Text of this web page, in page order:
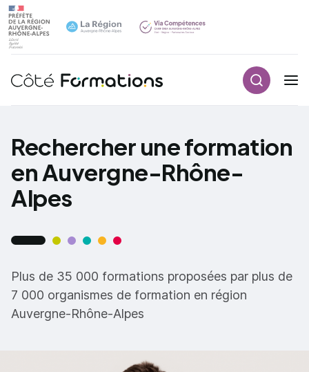
Navigation principale
Rechercher une formation
en Auvergne-Rhône-
Alpes
Plus de 35 000 formations proposées par plus de
7 000 organismes de formation en région
Auvergne-Rhône-Alpes